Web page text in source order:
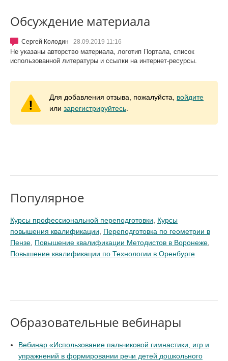
Обсуждение материала
Сергей Колодин 28.09.2019 11:16
Не указаны авторство материала, логотип Портала, список
использованной литературы и ссылки на интернет-ресурсы.
Для добавления отзыва, пожалуйста, войдите
или зарегистрируйтесь
Популярное
Курсы профессиональной переподготовки
Курсы
повышения квалификации
Переподготовка по геометрии в
Пензе Повышение квалификации Методистов в Воронеже
Повышение квалификации по Технологии в Оренбурге
Образовательные вебинары
Вебинар «Использование пальчиковой гимнастики, игр и
упражнений в формировании речи детей дошкольного